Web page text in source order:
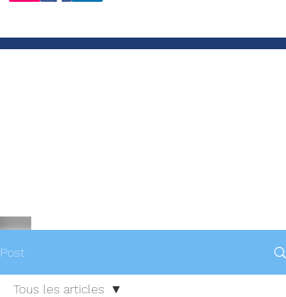
Post
Tous les articles